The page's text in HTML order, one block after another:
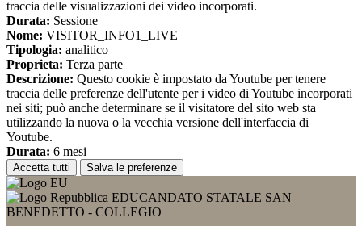
traccia delle visualizzazioni dei video incorporati.
Durata: Sessione
Nome: VISITOR_INFO1_LIVE
Tipologia: analitico
Proprieta: Terza parte
Descrizione: Questo cookie è impostato da Youtube per tenere
traccia delle preferenze dell'utente per i video di Youtube incorporati
nei siti; può anche determinare se il visitatore del sito web sta
utilizzando la nuova o la vecchia versione dell'interfaccia di
Youtube.
Durata: 6 mesi
Accetta tutti Salva le preferenze
EDUCANDATO STATALE SAN
BENEDETTO - COLLEGIO